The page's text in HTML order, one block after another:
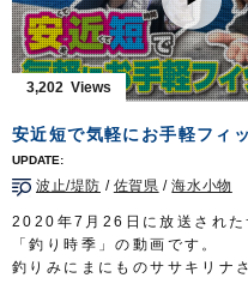
釣果を伸ばすにはコツが必要
大東からアドバイスを受けた
気味よい引きを楽しみました
■使用製品
落し込みジグサビキ
投次郎20g
マスクドスピン
ぶっ飛びサビキ完全セット
■取材協力
武庫川渡船様
ガッ釣り関西 テレビ大阪
20分～6時50分放送
3,202
安近短で気軽にお手軽フィ
波止/堤防 / 佐賀県 /海水小物
2020年7月26日に放送された
「釣り時季」の動画です。
釣りみにまにものササキリナ